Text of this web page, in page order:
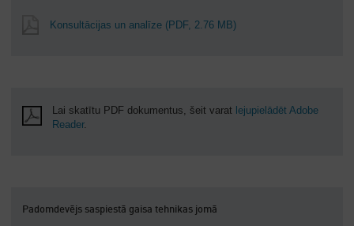
Konsultācijas un analīze (PDF, 2.76 MB)
Lai skatītu PDF dokumentus, šeit varat lejupielādēt Adobe
Reader.
Padomdevējs saspiestā gaisa tehnikas jomā